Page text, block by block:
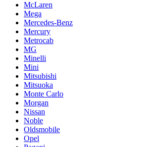
McLaren
Mega
Mercedes-Benz
Mercury
Metrocab
MG
Minelli
Mini
Mitsubishi
Mitsuoka
Monte Carlo
Morgan
Nissan
Noble
Oldsmobile
Opel